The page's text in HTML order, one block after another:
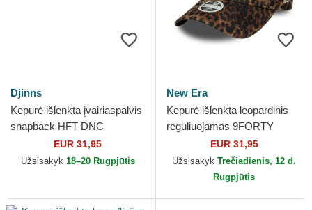
Djinns
Kepurė išlenkta įvairiaspalvis
snapback HFT DNC
Flamingo Djinns
EUR 31,95
Užsisakyk 18–20 Rugpjūtis
New Era
Kepurė išlenkta leopardinis
reguliuojamas 9FORTY
Leopard Cosy New York
Yankees MLB New Era
EUR 31,95
Užsisakyk Trečiadienis, 12 d.
Rugpjūtis